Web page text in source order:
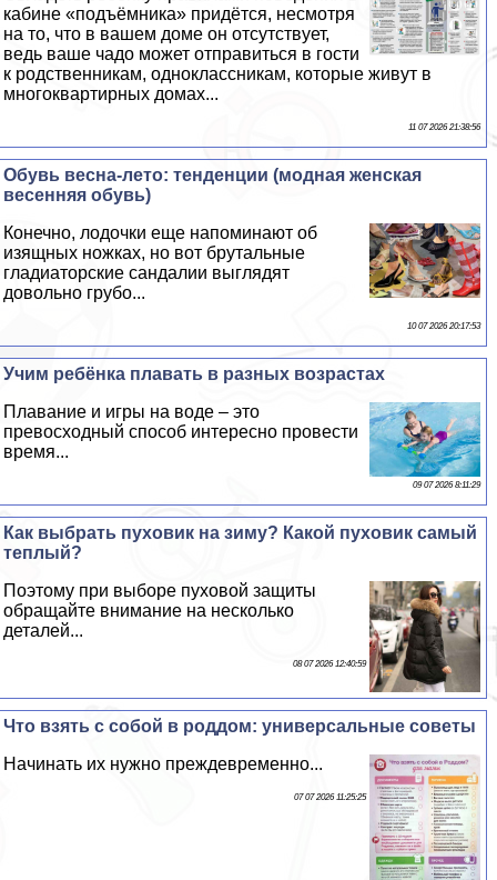
кабине «подъёмника» придётся, несмотря
на то, что в вашем доме он отсутствует,
ведь ваше чадо может отправиться в гости
к родственникам, одноклассникам, которые живут в
многоквартирных домах...
11 07 2026 21:38:56
Обувь весна-лето: тенденции (модная женская
весенняя обувь)
Конечно, лодочки еще напоминают об
изящных ножках, но вот брутальные
гладиаторские сандалии выглядят
довольно грубо...
10 07 2026 20:17:53
Учим ребёнка плавать в разных возрастах
Плавание и игры на воде – это
превосходный способ интересно провести
время...
09 07 2026 8:11:29
Как выбрать пуховик на зиму? Какой пуховик самый
теплый?
Поэтому при выборе пуховой защиты
обращайте внимание на несколько
деталей...
08 07 2026 12:40:59
Что взять с собой в роддом: универсальные советы
Начинать их нужно преждевременно...
07 07 2026 11:25:25